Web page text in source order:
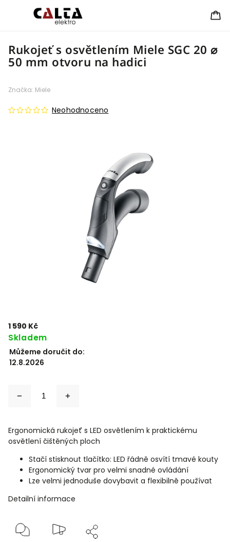
Rukojeť s osvětlením Miele SGC 20 ⌀
50 mm otvoru na hadici
Neohodnoceno
Značka: Miele
1 590 Kč
Skladem
Můžeme doručit do:
12.8.2026
Ergonomická rukojeť s LED osvětlením k praktickému
osvětlení čištěných ploch
Stačí stisknout tlačítko: LED řádně osvítí tmavé kouty
Ergonomický tvar pro velmi snadné ovládání
Lze velmi jednoduše dovybavit a flexibilně používat
Detailní informace